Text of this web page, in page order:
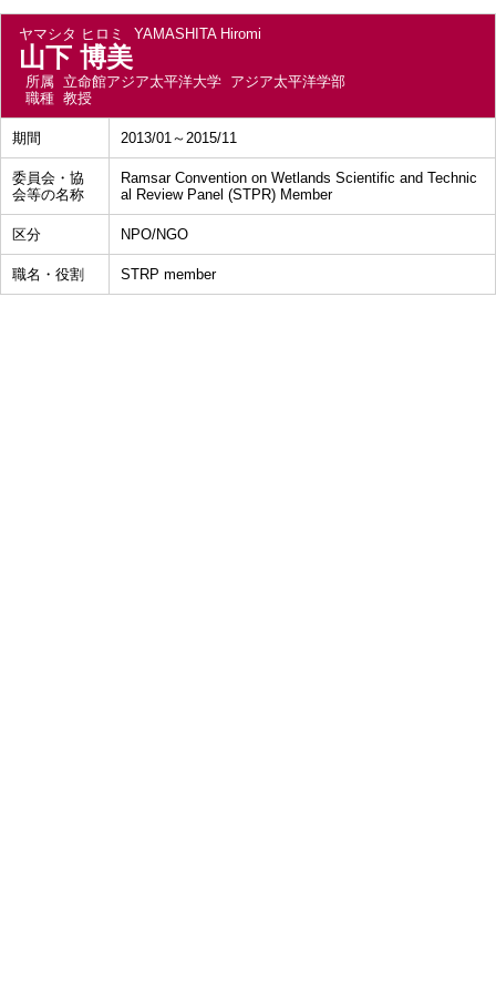
ヤマシタ ヒロミ YAMASHITA Hiromi
山下 博美
所属 立命館アジア太平洋大学 アジア太平洋学部
職種 教授
期間 2013/01～2015/11
委員会・協
会等の名称
Ramsar Convention on Wetlands Scientific and Technic
al Review Panel (STPR) Member
区分 NPO/NGO
職名・役割 STRP member